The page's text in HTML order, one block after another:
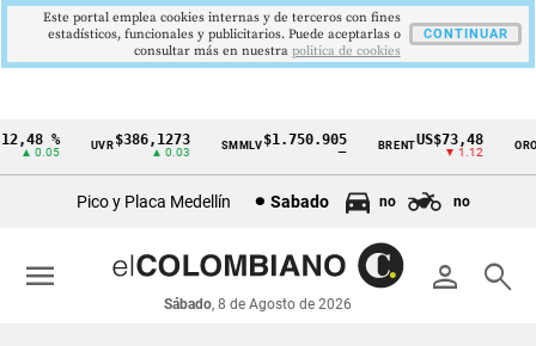
Cintillo
económicos
Colombia
%
▲ 0.05
UVR$386,1273
▲ 0.03
SMMLV$1.750.905 BRENTUS$73,48
▼ 1.12
ORO
Pico y Placa Medellín Sabado no no
person search
Sábado, 8 de Agosto de 2026
menu
Este portal emplea cookies internas y de terceros con fines
estadísticos, funcionales y publicitarios. Puede aceptarlas o
consultar más en nuestra politica de cookies
CONTINUAR